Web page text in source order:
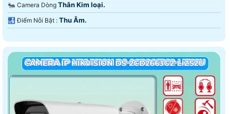
🐜 Camera Dòng Thân Kim loại.
️🛃 Điểm Nỗi Bật : Thu Âm.